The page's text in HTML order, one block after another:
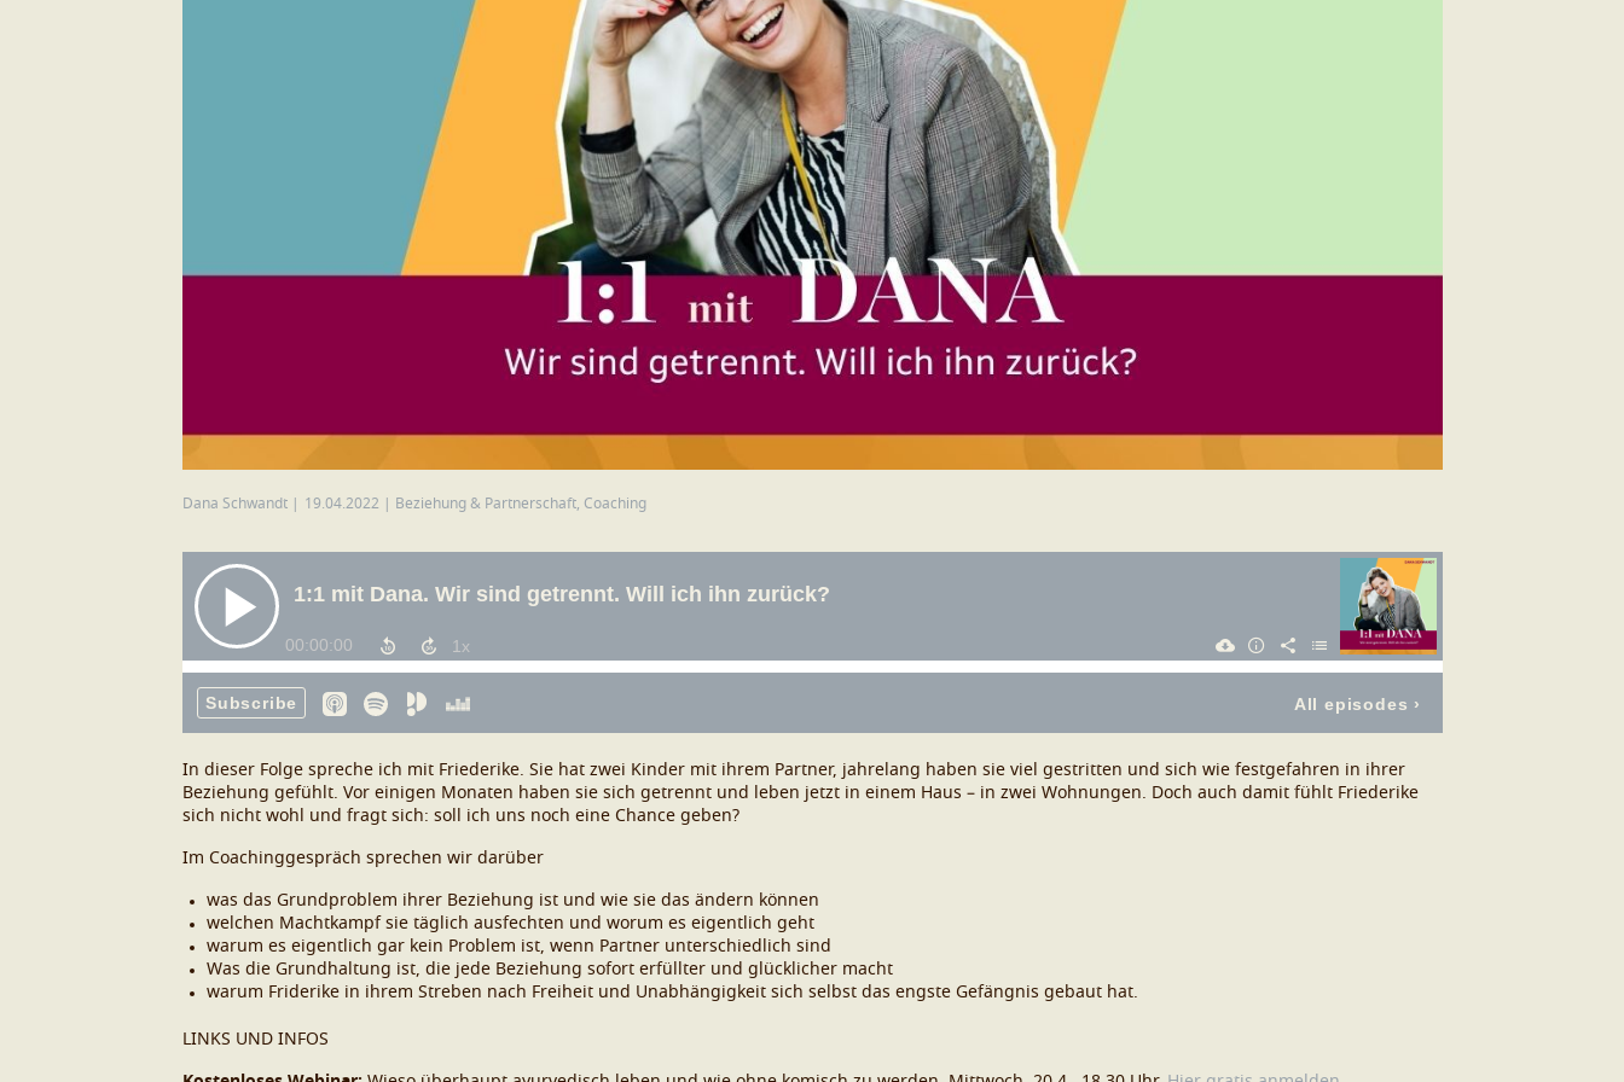
Dana Schwandt 19.04.2022 Beziehung & Partnerschaft Coaching
In dieser Folge spreche ich mit Friederike. Sie hat zwei Kinder mit ihrem Partner, jahrelang haben sie viel gestritten und sich wie festgefahren in ihrer
Beziehung gefühlt. Vor einigen Monaten haben sie sich getrennt und leben jetzt in einem Haus – in zwei Wohnungen. Doch auch damit fühlt Friederike
sich nicht wohl und fragt sich: soll ich uns noch eine Chance geben?
Im Coachinggespräch sprechen wir darüber
was das Grundproblem ihrer Beziehung ist und wie sie das ändern können
welchen Machtkampf sie täglich ausfechten und worum es eigentlich geht
warum es eigentlich gar kein Problem ist, wenn Partner unterschiedlich sind
Was die Grundhaltung ist, die jede Beziehung sofort erfüllter und glücklicher macht
warum Friderike in ihrem Streben nach Freiheit und Unabhängigkeit sich selbst das engste Gefängnis gebaut hat.
LINKS UND INFOS